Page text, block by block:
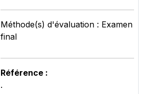
Méthode(s) d'évaluation : Examen
final
Référence :
.